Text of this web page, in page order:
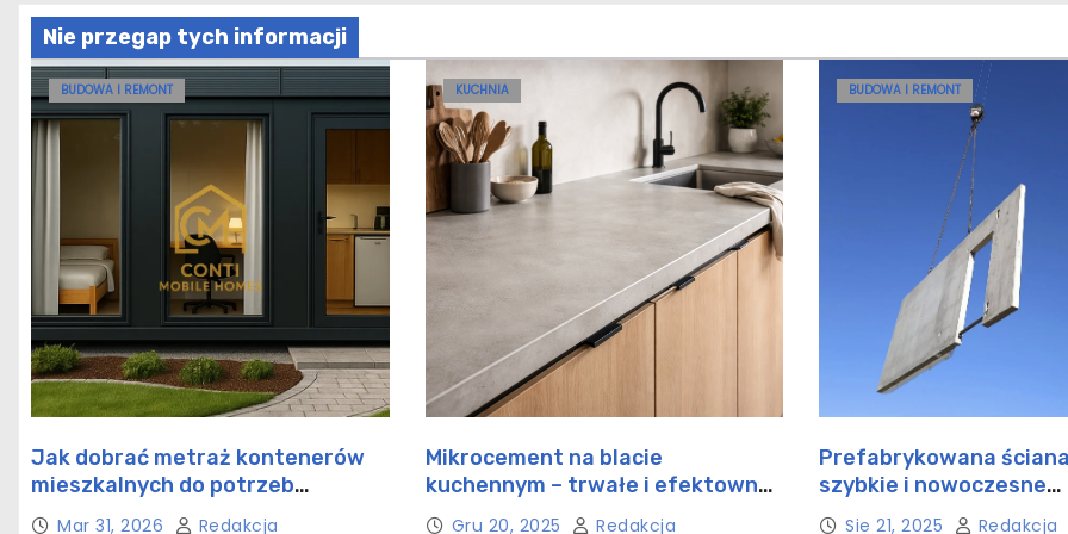
Nie przegap tych informacji
BUDOWA I REMONT
Jak dobrać metraż kontenerów
mieszkalnych do potrzeb
rodziny?
Mar 31, 2026 Redakcja
KUCHNIA
Mikrocement na blacie
kuchennym – trwałe i efektowne
rozwiązanie
Gru 20, 2025 Redakcja
BUDOWA I REMONT
Prefabrykowana ściana
szybkie i nowoczesne
rozwiązanie w
Sie 21, 2025 Redakcja